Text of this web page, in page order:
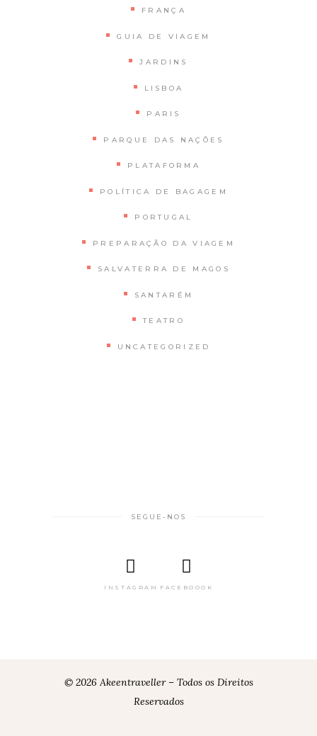
FRANÇA
GUIA DE VIAGEM
JARDINS
LISBOA
PARIS
PARQUE DAS NAÇÕES
PLATAFORMA
POLÍTICA DE BAGAGEM
PORTUGAL
PREPARAÇÃO DA VIAGEM
SALVATERRA DE MAGOS
SANTARÉM
TEATRO
UNCATEGORIZED
SEGUE-NOS
INSTAGRAM FACEBOOOK
© 2026 Akeentraveller – Todos os Direitos
Reservados